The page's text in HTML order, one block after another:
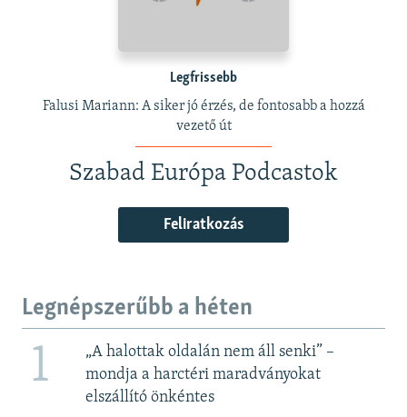
Legfrissebb
Falusi Mariann: A siker jó érzés, de fontosabb a hozzá
vezető út
Szabad Európa Podcastok
Feliratkozás
Legnépszerűbb a héten
1
„A halottak oldalán nem áll senki” –
mondja a harctéri maradványokat
elszállító önkéntes